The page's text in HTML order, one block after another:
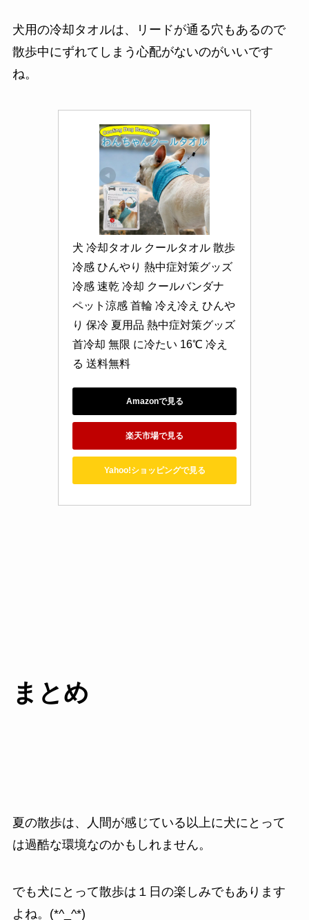
犬用の冷却タオルは、リードが通る穴もあるので
散歩中にずれてしまう心配がないのがいいです
ね。
犬 冷却タオル クールタオル 散歩
冷感 ひんやり 熱中症対策グッズ
冷感 速乾 冷却 クールバンダナ
ペット涼感 首輪 冷え冷え ひんや
り 保冷 夏用品 熱中症対策グッズ
首冷却 無限 に冷たい 16℃ 冷え
る 送料無料
Amazonで見る
楽天市場で見る
Yahoo!ショッピングで見る
まとめ
夏の散歩は、人間が感じている以上に犬にとって
は過酷な環境なのかもしれません。
でも犬にとって散歩は１日の楽しみでもあります
よね。(*^_^*)